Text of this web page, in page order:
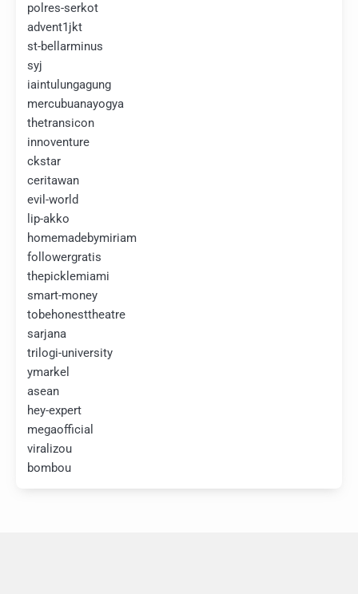
polres-serkot
advent1jkt
st-bellarminus
syj
iaintulungagung
mercubuanayogya
thetransicon
innoventure
ckstar
ceritawan
evil-world
lip-akko
homemadebymiriam
followergratis
thepicklemiami
smart-money
tobehonesttheatre
sarjana
trilogi-university
ymarkel
asean
hey-expert
megaofficial
viralizou
bombou